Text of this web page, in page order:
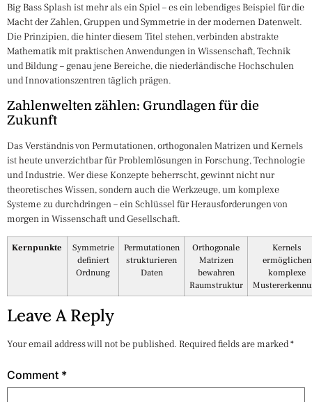
Big Bass Splash ist mehr als ein Spiel – es ein lebendiges Beispiel für die
Macht der Zahlen, Gruppen und Symmetrie in der modernen Datenwelt.
Die Prinzipien, die hinter diesem Titel stehen, verbinden abstrakte
Mathematik mit praktischen Anwendungen in Wissenschaft, Technik
und Bildung – genau jene Bereiche, die niederländische Hochschulen
und Innovationszentren täglich prägen.
Zahlenwelten zählen: Grundlagen für die
Zukunft
Das Verständnis von Permutationen, orthogonalen Matrizen und Kernels
ist heute unverzichtbar für Problemlösungen in Forschung, Technologie
und Industrie. Wer diese Konzepte beherrscht, gewinnt nicht nur
theoretisches Wissen, sondern auch die Werkzeuge, um komplexe
Systeme zu durchdringen – ein Schlüssel für Herausforderungen von
morgen in Wissenschaft und Gesellschaft.
Kernpunkte
Symmetrie
definiert
Ordnung
Permutationen
strukturieren
Daten
Orthogonale
Matrizen
bewahren
Raumstruktur
Kernels
ermöglichen
komplexe
Leave A Reply
Your email address will not be published. Required fields are marked*
Comment *